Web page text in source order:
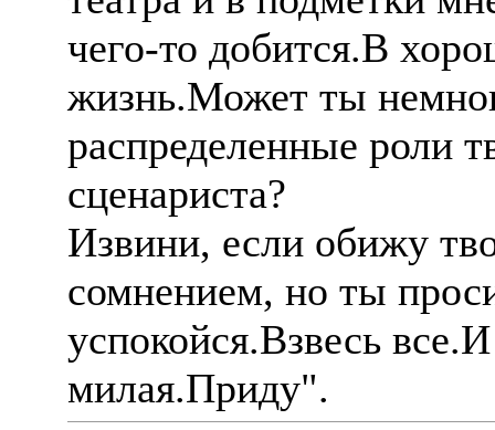
чего-то добится.В
жизнь.Может ты
распределенные роли
сценариста?
Извини, если обижу
сомнением, но ты
успокойся.Взвесь
милая.Приду".